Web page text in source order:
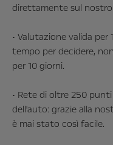
direttamente sul
• Valutazione valida
tempo per decidere,
per 10 giorni.
• Rete di oltre 250
dell'auto: grazie alla
è mai stato così facile.